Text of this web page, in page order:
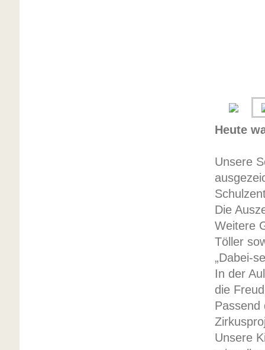
Heute
Unsere
Die
Weitere
Töller
„Dabei-
In der
die
Unsere